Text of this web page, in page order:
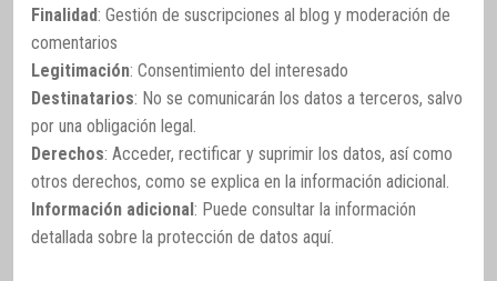
Finalidad: Gestión de suscripciones al blog y moderación de
comentarios
Legitimación: Consentimiento del interesado
Destinatarios: No se comunicarán los datos a terceros, salvo
por una obligación legal.
Derechos: Acceder, rectificar y suprimir los datos, así como
otros derechos, como se explica en la información adicional.
Información adicional : Puede consultar la información
detallada sobre la protección de datos aquí.